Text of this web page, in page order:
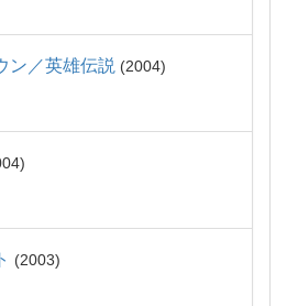
ン／英雄伝説 2004
2003